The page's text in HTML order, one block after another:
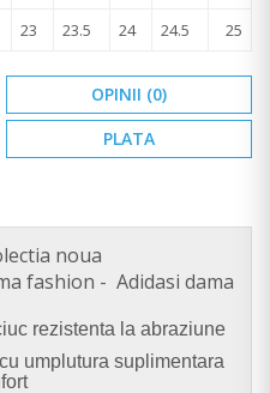
23 23.5 24 24.5 25
OPINII (0)
PLATA
noua
fashion - Adidasi dama
rezistenta la abraziune
umplutura suplimentara